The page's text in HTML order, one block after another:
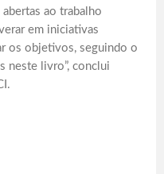
ao trabalho
em iniciativas
os objetivos, seguindo o
neste livro”, conclui